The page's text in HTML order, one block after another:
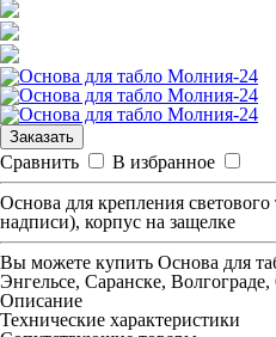
Заказать
Сравнить
В избранное
Основа для крепления
надписи), корпус на защелке
Вы можете купить Основа для
Энгельсе, Саранске,
Описание
Технические характеристики